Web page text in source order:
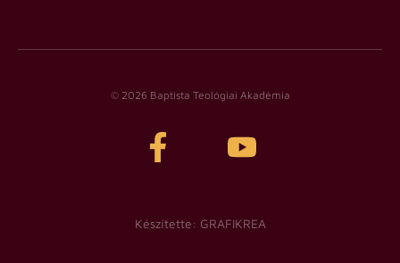
© 2026 Baptista Teológiai Akadémia
Készítette: GRAFIKREA